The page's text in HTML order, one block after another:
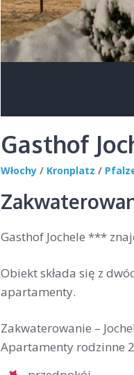
Gasthof
Włochy / Kronplatz /
Gasthof Jochele ***
Obiekt składa się z
apartamenty.
Zakwaterowanie –
Apartamenty rodzinne